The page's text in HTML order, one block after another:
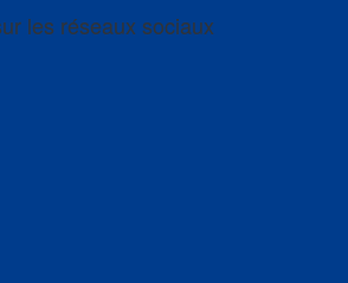
les réseaux sociaux